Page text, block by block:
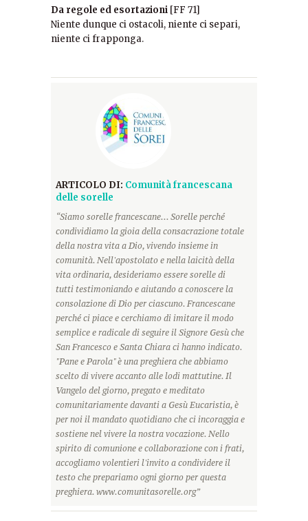
Da regole ed esortazioni [FF 71]
Niente dunque ci ostacoli, niente ci separi,
niente ci frapponga.
ARTICOLO DI: Comunità francescana
delle sorelle
“Siamo sorelle francescane... Sorelle perché
condividiamo la gioia della consacrazione totale
della nostra vita a Dio, vivendo insieme in
comunità. Nell'apostolato e nella laicità della
vita ordinaria, desideriamo essere sorelle di
tutti testimoniando e aiutando a conoscere la
consolazione di Dio per ciascuno. Francescane
perché ci piace e cerchiamo di imitare il modo
semplice e radicale di seguire il Signore Gesù che
San Francesco e Santa Chiara ci hanno indicato.
"Pane e Parola" è una preghiera che abbiamo
scelto di vivere accanto alle lodi mattutine. Il
Vangelo del giorno, pregato e meditato
comunitariamente davanti a Gesù Eucaristia, è
per noi il mandato quotidiano che ci incoraggia e
sostiene nel vivere la nostra vocazione. Nello
spirito di comunione e collaborazione con i frati,
accogliamo volentieri l'invito a condividere il
testo che prepariamo ogni giorno per questa
preghiera. www.comunitasorelle.org”